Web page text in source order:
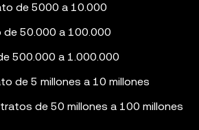
de 5000 a 10.000
50.000 a 100.000
500.000 a 1.000.000
de 5 millones a 10 millones
de 50 millones a 100 millones